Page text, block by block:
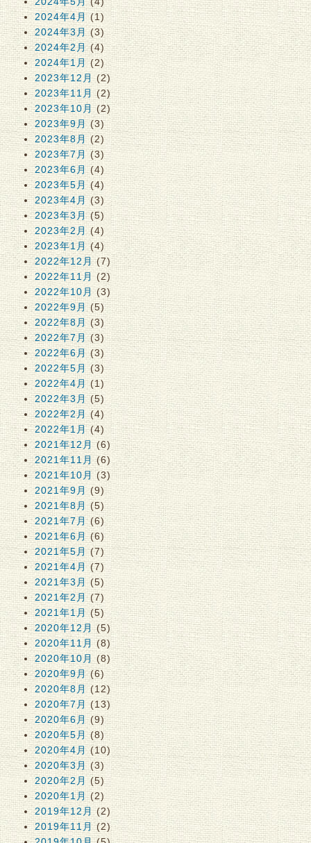
2024年4月 (1)
2024年3月 (3)
2024年2月(4)
2024年1月 (2)
2023年12月 (2)
2023年11月 (2)
2023年10月(2)
2023年9月(3)
2023年8月(2)
2023年7月(3)
2023年6月 (4)
2023年5月(4)
2023年4月(3)
2023年3月(5)
2023年2月(4)
2023年1月(4)
2022年12月(7)
2022年11月 (2)
2022年10月(3)
2022年9月 (5)
2022年8月(3)
2022年7月(3)
2022年6月 (3)
2022年5月 (3)
2022年4月(1)
2022年3月(5)
2022年2月(4)
2022年1月(4)
2021年12月(6)
2021年11月(6)
2021年10月 (3)
2021年9月(9)
2021年8月 (5)
2021年7月(6)
2021年6月(6)
2021年5月(7)
2021年4月(7)
2021年3月 (5)
2021年2月(7)
2021年1月(5)
2020年12月(5)
2020年11月 (8)
2020年10月(8)
2020年9月(6)
2020年8月 (12)
2020年7月 (13)
2020年6月 (9)
2020年5月(8)
2020年4月(10)
2020年3月(3)
2020年2月 (5)
2020年1月(2)
2019年12月(2)
2019年11月(2)